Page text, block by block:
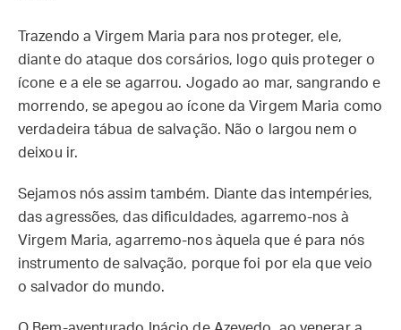
Trazendo a Virgem Maria para nos proteger, ele,
diante do ataque dos corsários, logo quis proteger o
ícone e a ele se agarrou. Jogado ao mar, sangrando e
morrendo, se apegou ao ícone da Virgem Maria como
verdadeira tábua de salvação. Não o largou nem o
deixou ir.
Sejamos nós assim também. Diante das intempéries,
das agressões, das dificuldades, agarremo-nos à
Virgem Maria, agarremo-nos àquela que é para nós
instrumento de salvação, porque foi por ela que veio
o salvador do mundo.